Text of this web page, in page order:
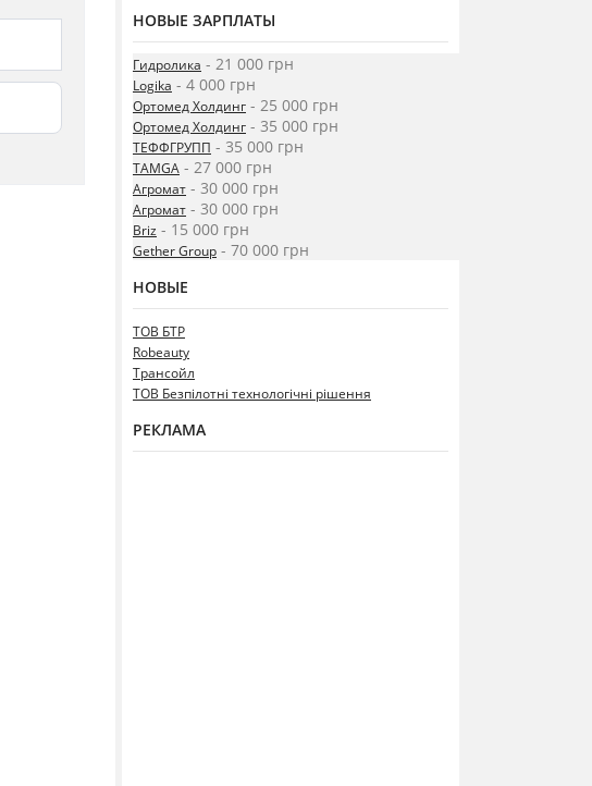
НОВЫЕ ЗАРПЛАТЫ
Гидролика - 21 000 грн
Logika - 4 000 грн
Ортомед Холдинг - 25 000 грн
Ортомед Холдинг - 35 000 грн
ТЕФФГРУПП - 35 000 грн
TAMGA - 27 000 грн
Агромат - 30 000 грн
Агромат - 30 000 грн
Briz - 15 000 грн
Gether Group - 70 000 грн
НОВЫЕ
ТОВ БТР
Robeauty
Трансойл
ТОВ Безпілотні технологічні рішення
РЕКЛАМА